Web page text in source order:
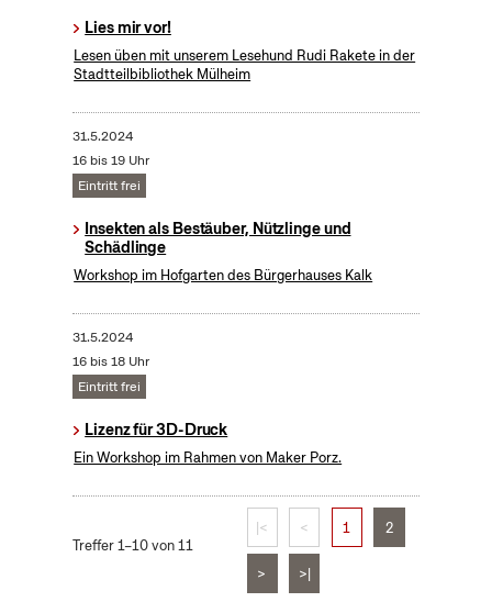
Lies mir vor!
Lesen üben mit unserem Lesehund Rudi Rakete in der
Stadtteilbibliothek Mülheim
31.5.2024
16 bis 19 Uhr
Eintritt frei
Insekten als Bestäuber, Nützlinge und
Schädlinge
Workshop im Hofgarten des Bürgerhauses Kalk
31.5.2024
16 bis 18 Uhr
Eintritt frei
Lizenz für 3D-Druck
Ein Workshop im Rahmen von Maker Porz.
Treffer 1–10 von 11
|< < 1 2
> >|